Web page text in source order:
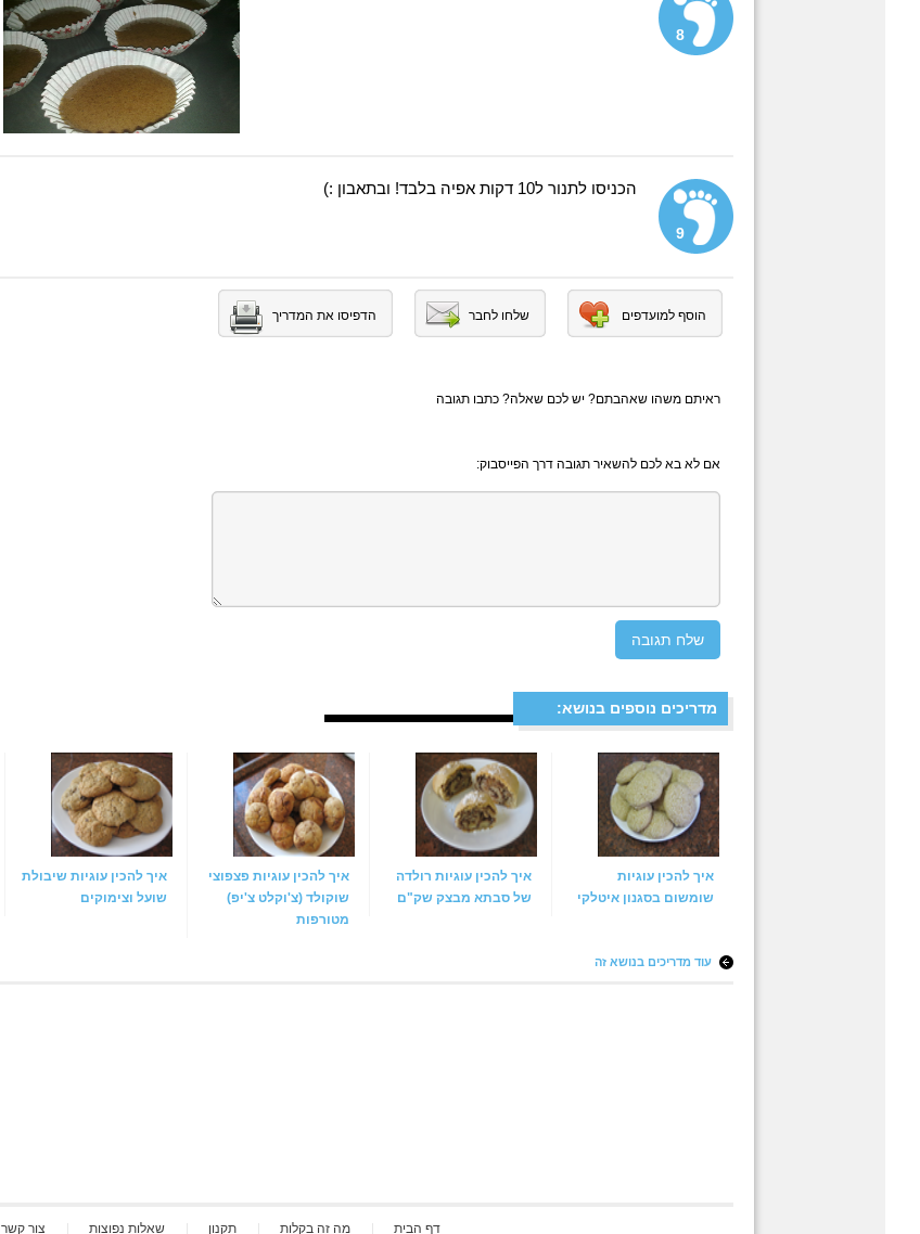
8
9
הכניסו לתנור ל10 דקות אפיה בלבד! ובתאבון :)
הוסף למועדפים שלחו לחבר הדפיסו את המדריך
ראיתם משהו שאהבתם? יש לכם שאלה? כתבו תגובה
אם לא בא לכם להשאיר תגובה דרך הפייסבוק:
מדריכים נוספים בנושא:
איך להכין עוגיות
שומשום בסגנון איטלקי
איך להכין עוגיות רולדה
של סבתא מבצק שק"ם
איך להכין עוגיות פצפוצי
שוקולד (צ'וקלט צ'יפ)
מטורפות
איך להכין עוגיות שיבולת
שועל וצימוקים
עוד מדריכים בנושא זה
דף הבית מה זה בקלות תקנון שאלות נפוצות צור קשר